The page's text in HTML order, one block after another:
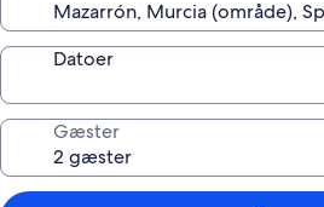
Datoer
Gæster